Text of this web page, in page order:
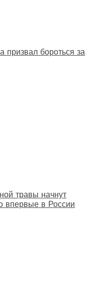
призвал бороться за
травы начнут
впервые в России